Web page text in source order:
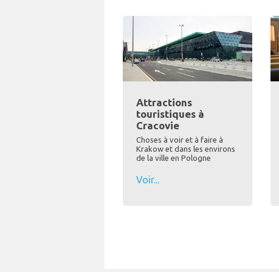
Attractions
touristiques à
Cracovie
Choses à voir et à faire à
Krakow et dans les environs
de la ville en Pologne
Voir...